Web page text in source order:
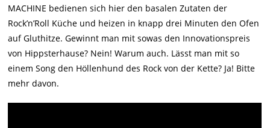
MACHINE bedienen sich hier den basalen Zutaten der
Rock’n’Roll Küche und heizen in knapp drei Minuten den Ofen
auf Gluthitze. Gewinnt man mit sowas den Innovationspreis
von Hippsterhause? Nein! Warum auch. Lässt man mit so
einem Song den Höllenhund des Rock von der Kette? Ja! Bitte
mehr davon.